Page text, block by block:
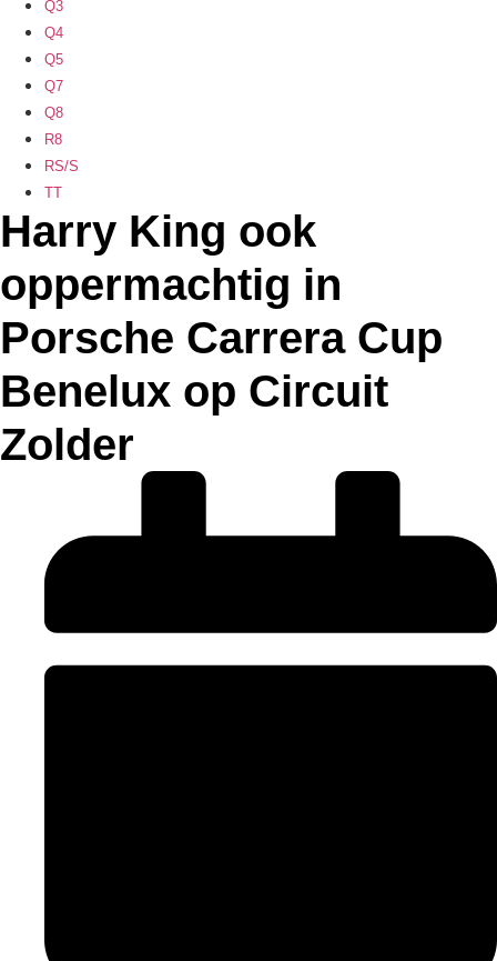
Q3
Q4
Q5
Q7
Q8
R8
RS/S
TT
Harry King ook
oppermachtig in
Porsche Carrera Cup
Benelux op Circuit
Zolder